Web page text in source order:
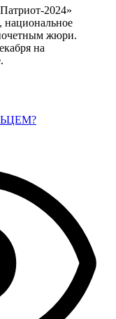
2024»
национальное
жюри.
на